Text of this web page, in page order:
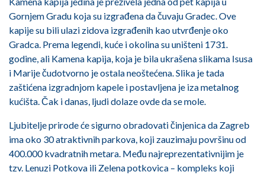
Gornjem Gradu koja su izgrađena da čuvaju Gradec. Ove
kapije su bili ulazi zidova izgrađenih kao utvrđenje oko
Gradca. Prema legendi, kuće i okolina su uništeni 1731.
godine, ali Kamena kapija, koja je bila ukrašena slikama Isusa
i Marije čudotvorno je ostala neoštećena. Slika je tada
zaštićena izgradnjom kapele i postavljena je iza metalnog
kućišta. Čak i danas, ljudi dolaze ovde da se mole.
Ljubitelje prirode će sigurno obradovati činjenica da Zagreb
ima oko 30 atraktivnih parkova, koji zauzimaju površinu od
400.000 kvadratnih metara. Među najreprezentativnijim je
tzv. Lenuzi Potkova ili Zelena potkovica – kompleks koji